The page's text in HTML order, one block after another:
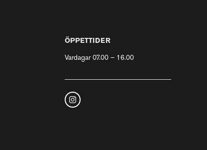
ÖPPETTIDER
Vardagar 07.00 – 16.00